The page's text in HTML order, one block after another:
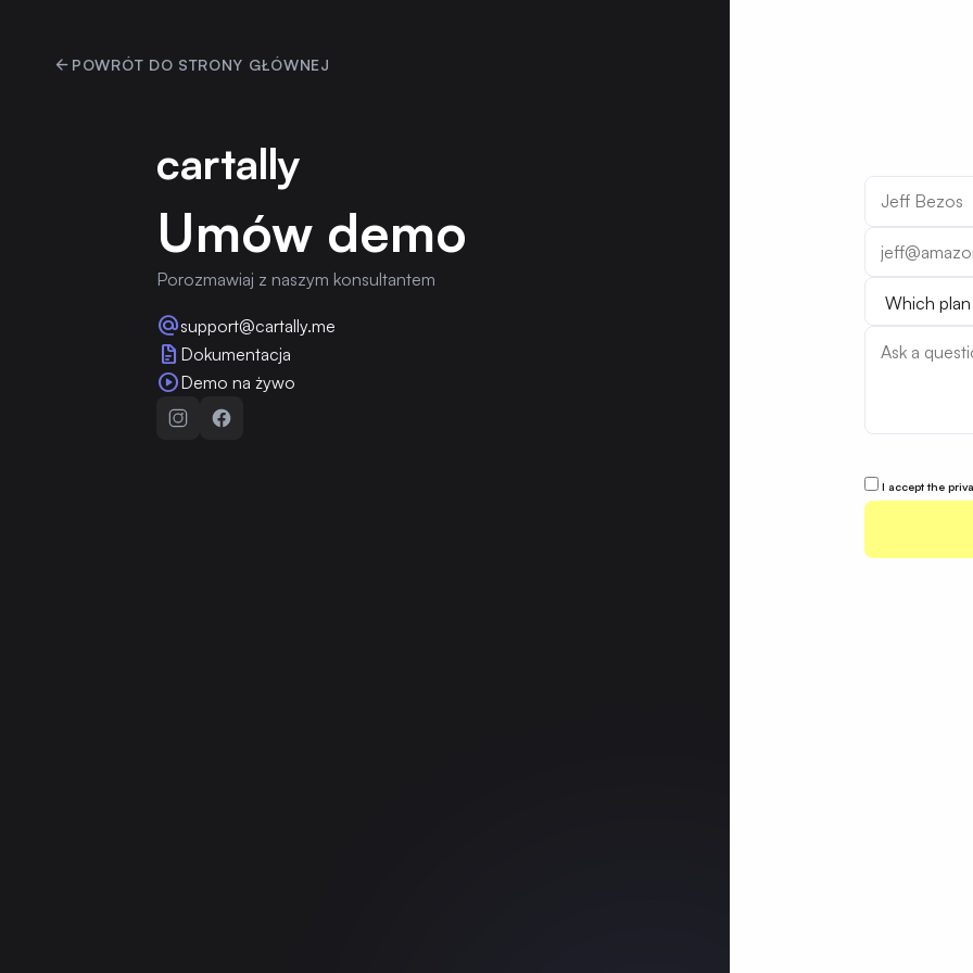
arrow_back POWRÓT DO STRONY GŁÓWNEJ
cartally
Umów demo
Porozmawiaj z naszym konsultantem
alternate_emailsupport@cartally.me
docs Dokumentacja
play_circleDemo na żywo
I accept the